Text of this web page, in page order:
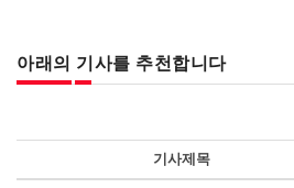
아래의 기사를 추천합니다
기사제목